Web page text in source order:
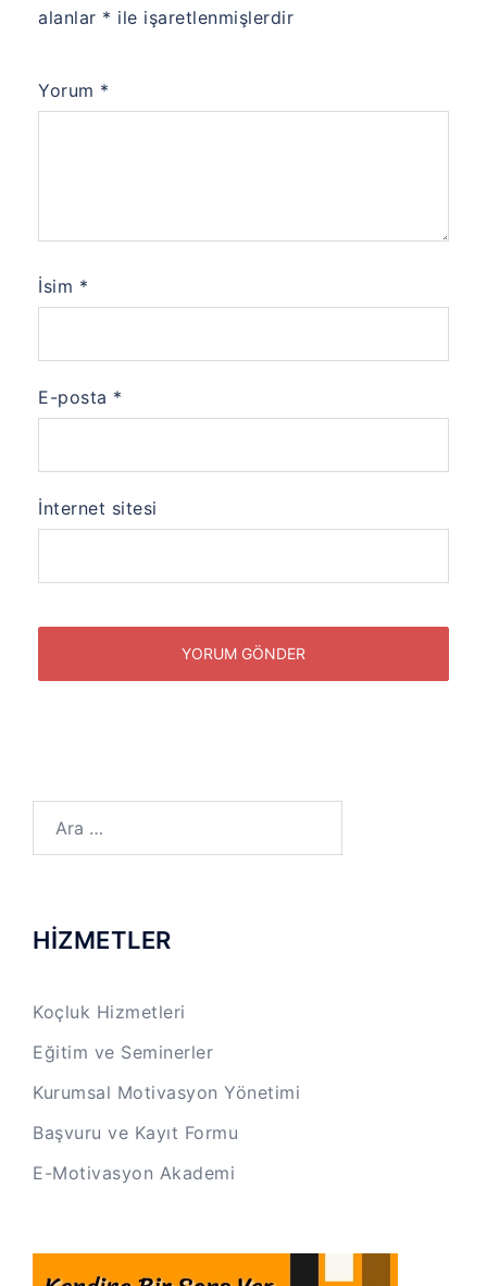
alanlar * ile işaretlenmişlerdir
Yorum *
İsim *
E-posta *
İnternet sitesi
HİZMETLER
Koçluk Hizmetleri
Eğitim ve Seminerler
Kurumsal Motivasyon Yönetimi
Başvuru ve Kayıt Formu
E-Motivasyon Akademi